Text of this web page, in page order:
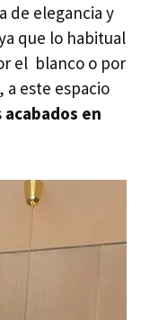
de elegancia y
que lo habitual
el blanco o por
a este espacio
acabados en